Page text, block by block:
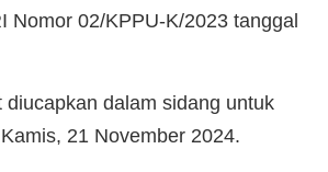
Nomor 02/KPPU-K/2023 tanggal
diucapkan dalam sidang untuk
21 November 2024.